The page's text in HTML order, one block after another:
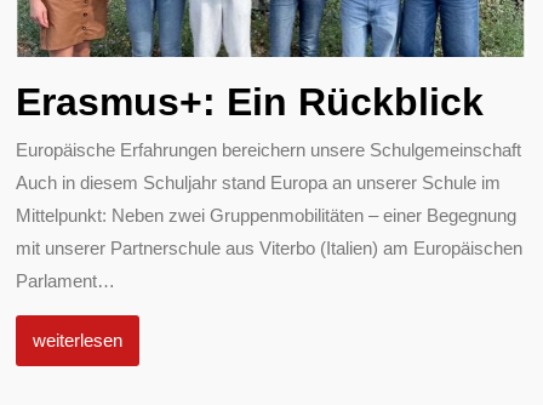
Erasmus+: Ein Rückblick
Europäische Erfahrungen bereichern unsere Schulgemeinschaft
Auch in diesem Schuljahr stand Europa an unserer Schule im
Mittelpunkt: Neben zwei Gruppenmobilitäten – einer Begegnung
mit unserer Partnerschule aus Viterbo (Italien) am Europäischen
Parlament…
weiterlesen